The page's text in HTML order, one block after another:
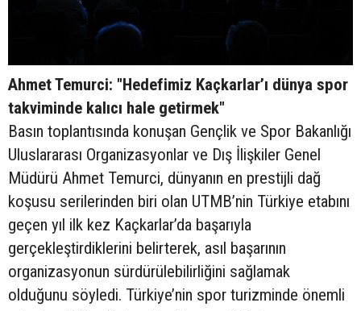
Ahmet Temurci: "Hedefimiz Kaçkarlar’ı dünya spor
takviminde kalıcı hale getirmek"
Basın toplantısında konuşan Gençlik ve Spor Bakanlığı
Uluslararası Organizasyonlar ve Dış İlişkiler Genel
Müdürü Ahmet Temurci, dünyanın en prestijli dağ
koşusu serilerinden biri olan UTMB’nin Türkiye etabını
geçen yıl ilk kez Kaçkarlar’da başarıyla
gerçekleştirdiklerini belirterek, asıl başarının
organizasyonun sürdürülebilirliğini sağlamak
olduğunu söyledi. Türkiye’nin spor turizminde önemli